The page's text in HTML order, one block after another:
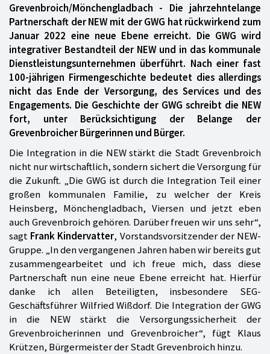
Grevenbroich/Mönchengladbach - Die jahrzehntelange
Partnerschaft der NEW mit der GWG hat rückwirkend zum
Januar 2022 eine neue Ebene erreicht. Die GWG wird
integrativer Bestandteil der NEW und in das kommunale
Dienstleistungsunternehmen überführt. Nach einer fast
100-jährigen Firmengeschichte bedeutet dies allerdings
nicht das Ende der Versorgung, des Services und des
Engagements. Die Geschichte der GWG schreibt die NEW
fort, unter Berücksichtigung der Belange der
Grevenbroicher Bürgerinnen und Bürger.
Die Integration in die NEW stärkt die Stadt Grevenbroich
nicht nur wirtschaftlich, sondern sichert die Versorgung für
die Zukunft. „Die GWG ist durch die Integration Teil einer
großen kommunalen Familie, zu welcher der Kreis
Heinsberg, Mönchengladbach, Viersen und jetzt eben
auch Grevenbroich gehören. Darüber freuen wir uns sehr“,
sagt Frank Kindervatter, Vorstandsvorsitzender der NEW-
Gruppe. „In den vergangenen Jahren haben wir bereits gut
zusammengearbeitet und ich freue mich, dass diese
Partnerschaft nun eine neue Ebene erreicht hat. Hierfür
danke ich allen Beteiligten, insbesondere SEG-
Geschäftsführer Wilfried Wißdorf. Die Integration der GWG
in die NEW stärkt die Versorgungssicherheit der
Grevenbroicherinnen und Grevenbroicher“, fügt Klaus
Krützen, Bürgermeister der Stadt Grevenbroich hinzu.